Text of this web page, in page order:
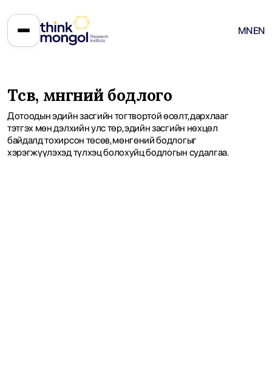
MNEN
Төсөв, мөнгөний бодлого
Дотоодын эдийн засгийн тогтвортой өсөлт, дархлааг
тэтгэх мөн дэлхийн улс төр, эдийн засгийн нөхцөл
байдалд тохирсон төсөв, мөнгөний бодлогыг
хэрэгжүүлэхэд түлхэц болохуйц бодлогын судалгаа.